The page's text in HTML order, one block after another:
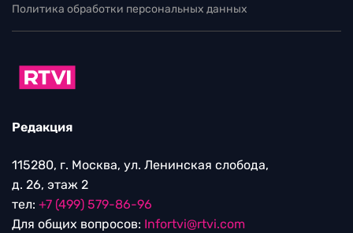
Политика обработки персональных данных
Редакция
115280, г. Москва, ул. Ленинская слобода,
д. 26, этаж 2
тел: +7 (499) 579-86-96
Для общих вопросов: Infortvi@rtvi.com